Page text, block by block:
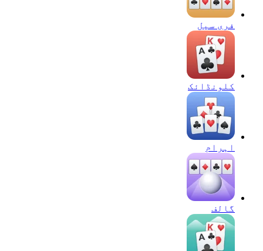
فری سیل
کلونڈائک
اہرام
گالف